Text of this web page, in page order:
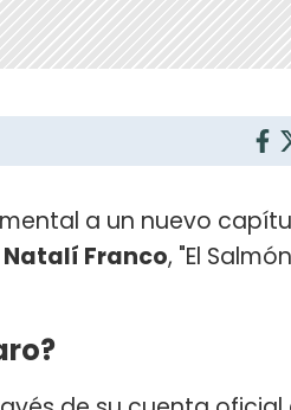
a un nuevo
Natalí Franco, "El